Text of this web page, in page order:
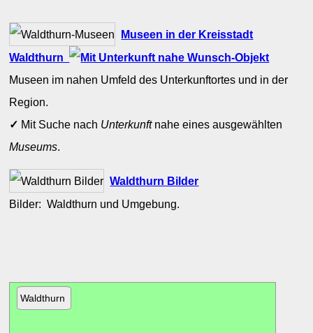
Museen in der Kreisstadt
Waldthurn
Museen im nahen Umfeld des Unterkunftortes und in der
Region.
✓ Mit Suche nach Unterkunftnahe eines ausgewählten
Museums.
Waldthurn Bilder
Bilder: Waldthurn und Umgebung.
Waldthurn